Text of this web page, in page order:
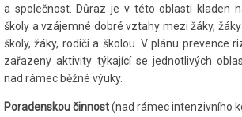
a společnost. Důraz je v této oblasti kladen
školy a vzájemné dobré vztahy mezi žáky,
školy, žáky, rodiči a školou. V plánu prevence
zařazeny aktivity týkající se jednotlivých
nad rámec běžné výuky.
Poradenskou činnost(nad rámec intenzivního